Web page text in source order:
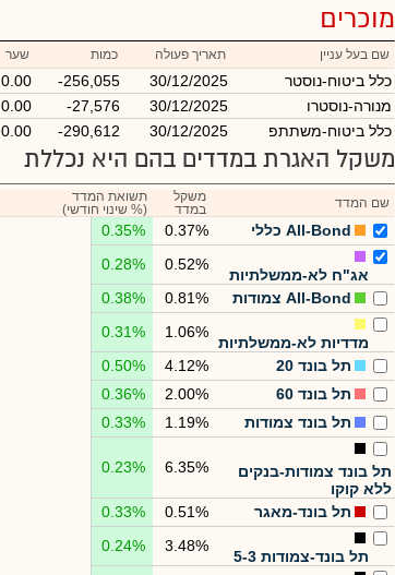
מוכרים
שם בעל עניין תאריך פעולה כמות שער
כלל ביטוח-נוסטר 30/12/2025
-256,055
0.00
מנורה-נוסטרו
30/12/2025
-27,576
0.00
כלל ביטוח-משתתפ
30/12/2025
-290,612
0.00
משקל האגרת במדדים בהם היא נכללת
שם המדד
משקל
במדד
תשואת המדד
(% שינוי חודשי)
All-Bond כללי 0.37%
0.35%
אג"ח לא-ממשלתיות
0.52%
0.28%
All-Bond צמודות
0.81%
0.38%
מדדיות לא-ממשלתיות
1.06%
0.31%
תל בונד 20
4.12%
0.50%
תל בונד 60
2.00%
0.36%
תל בונד צמודות
1.19%
0.33%
תל בונד צמודות-בנקים
ללא קוקו
6.35%
0.23%
תל בונד-מאגר 0.51%
0.33%
תל בונד-צמודות 5-3
3.48%
0.24%